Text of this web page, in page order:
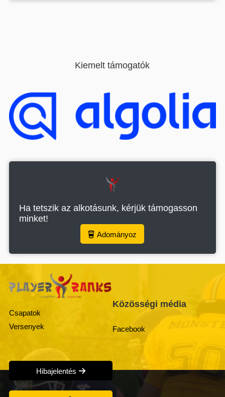
Kiemelt támogatók
Ha tetszik az alkotásunk, kérjük támogasson
minket!
Adományoz
Csapatok
Versenyek
Hibajelentés
Közösségi média
Facebook